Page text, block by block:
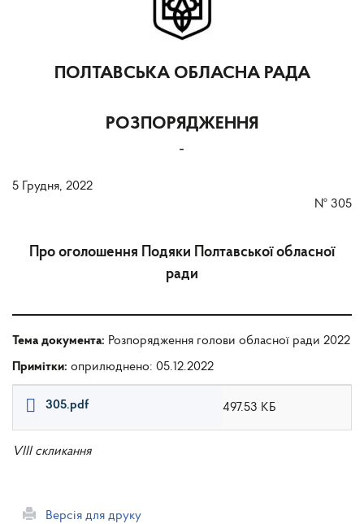
ПОЛТАВСЬКА ОБЛАСНА РАДА
РОЗПОРЯДЖЕННЯ
-
5 Грудня, 2022
№ 305
Про оголошення Подяки Полтавської обласної
ради
Тема документа: Розпорядження голови обласної ради 2022
Примітки: оприлюднено: 05.12.2022
305.pdf 497.53 КБ
VIII скликання
Версія для друку